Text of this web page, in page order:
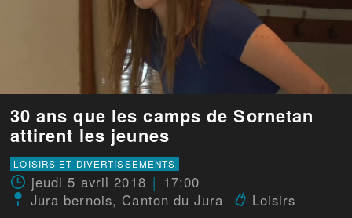
30 ans que les camps de Sornetan
attirent les jeunes
LOISIRS ET DIVERTISSEMENTS
jeudi 5 avril 2018
17:00
Jura bernois, Canton du Jura Loisirs